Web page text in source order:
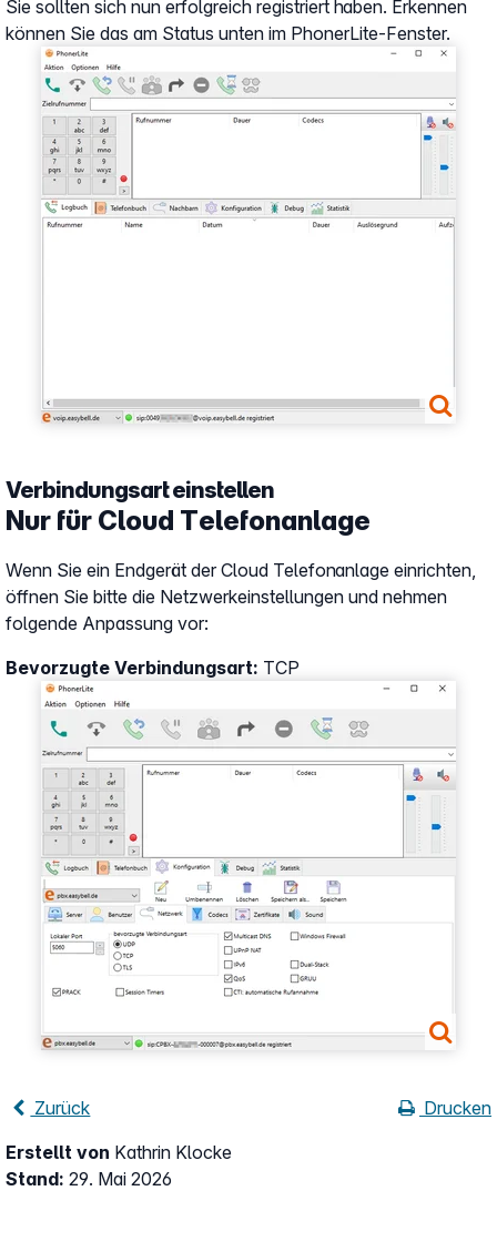
Show larger version
Sie sollten sich nun erfolgreich registriert haben. Erkennen
können Sie das am Status unten im PhonerLite-Fenster.
Show larger version
Verbindungsart einstellen
Nur für Cloud Telefonanlage
Wenn Sie ein Endgerät der Cloud Telefonanlage einrichten,
öffnen Sie bitte die Netzwerkeinstellungen und nehmen
folgende Anpassung vor:
Bevorzugte Verbindungsart: TCP
Zurück
Drucken
Erstellt von Kathrin Klocke
Stand: 29. Mai 2026